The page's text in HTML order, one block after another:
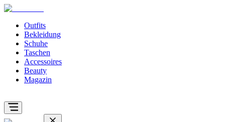
Outfits
Bekleidung
Schuhe
Taschen
Accessoires
Beauty
Magazin